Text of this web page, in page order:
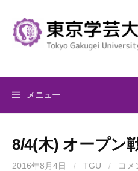
キ
メニュー
8/4(木) オープン
2016年8月4日 / TGU / コメ